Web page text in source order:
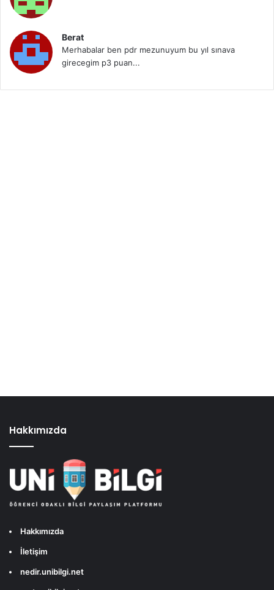
Berat
Merhabalar ben pdr mezunuyum bu yıl sınava
girecegim p3 puan...
Hakkımızda
Hakkımızda
İletişim
nedir.unibilgi.net